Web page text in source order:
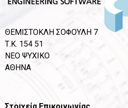
ΘΕΜΙΣΤΟΚΛΗ ΣΟΦΟΥΛΗ 7
Τ.Κ. 154 51
ΝΕΟ ΨΥΧΙΚΟ
ΑΘΗΝΑ